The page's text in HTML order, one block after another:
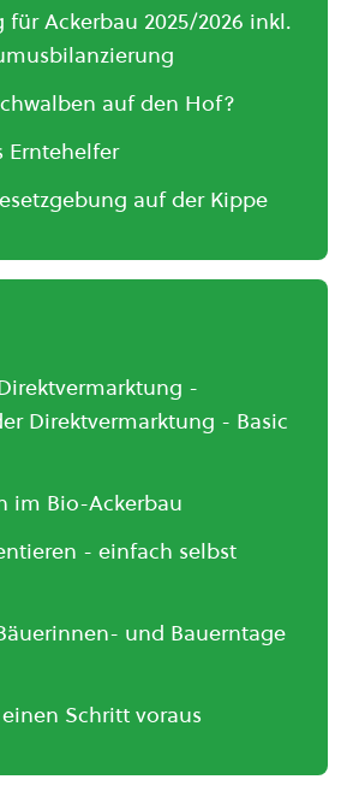
Ackerbau 2025/2026 inkl.
auf den Hof?
Erntehelfer
auf der Kippe
-
Direktvermarktung - Basic
im Bio-Ackerbau
- einfach selbst
und Bauerntage
Schritt voraus